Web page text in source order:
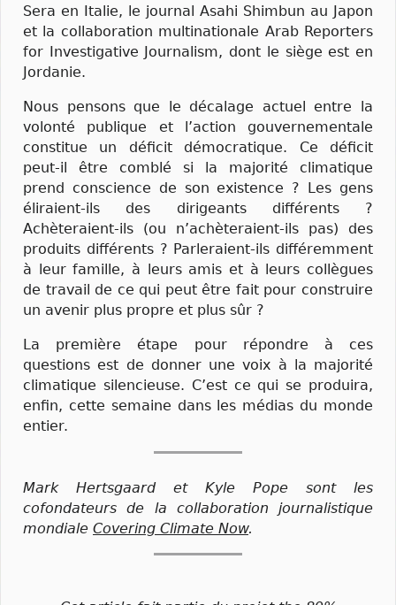
Sera en Italie, le journal Asahi Shimbun au Japon
et la collaboration multinationale Arab Reporters
for Investigative Journalism, dont le siège est en
Jordanie.
Nous pensons que le décalage actuel entre la
volonté publique et l’action gouvernementale
constitue un déficit démocratique. Ce déficit
peut-il être comblé si la majorité climatique
prend conscience de son existence ? Les gens
éliraient-ils des dirigeants différents ?
Achèteraient-ils (ou n’achèteraient-ils pas) des
produits différents ? Parleraient-ils différemment
à leur famille, à leurs amis et à leurs collègues
de travail de ce qui peut être fait pour construire
un avenir plus propre et plus sûr ?
La première étape pour répondre à ces
questions est de donner une voix à la majorité
climatique silencieuse. C’est ce qui se produira,
enfin, cette semaine dans les médias du monde
entier.
Mark Hertsgaard et Kyle Pope sont les
cofondateurs de la collaboration journalistique
mondiale Covering Climate Now.